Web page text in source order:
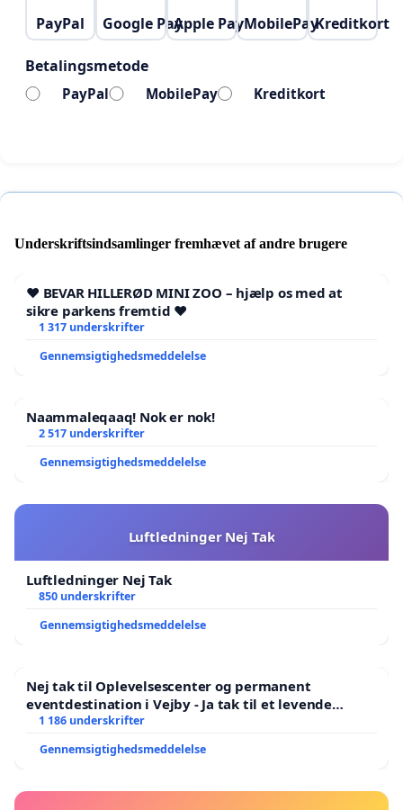
PayPal Google PayApple PayMobilePayKreditkort
Betalingsmetode
PayPal MobilePay Kreditkort
Underskriftsindsamlinger fremhævet af andre brugere
❤️ BEVAR HILLERØD MINI ZOO – hjælp os med at
sikre parkens fremtid ❤️
1 317 underskrifter
Gennemsigtighedsmeddelelse
Naammaleqaaq! Nok er nok!
2 517 underskrifter
Gennemsigtighedsmeddelelse
Luftledninger Nej Tak
Luftledninger Nej Tak
850 underskrifter
Gennemsigtighedsmeddelelse
Nej tak til Oplevelsescenter og permanent
eventdestination i Vejby - Ja tak til et levende
lokalområde i balance
1 186 underskrifter
Gennemsigtighedsmeddelelse